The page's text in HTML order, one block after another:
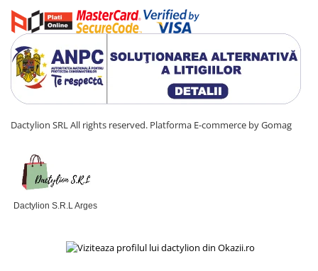
Dactylion SRL All rights reserved. Platforma E-commerce by Gomag
Dactylion S.R.L Arges